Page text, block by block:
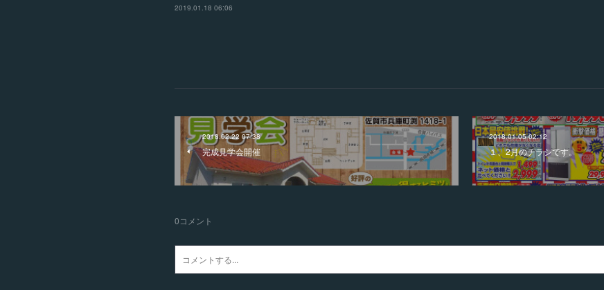
2019.01.18 06:06
2018.02.22 07:38
完成見学会開催
2018.01.05 02:12
１、2月のチラシです。
0コメント